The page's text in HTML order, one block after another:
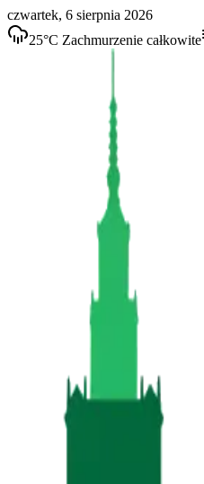
czwartek, 6 sierpnia 2026
25°C Zachmurzenie całkowite